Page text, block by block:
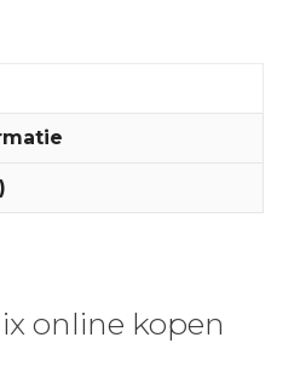
online kopen